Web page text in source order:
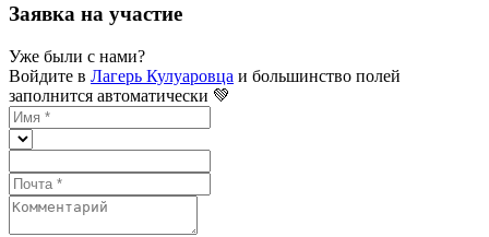
Заявка на участие
Уже были с нами?
Войдите в Лагерь Кулуаровца и большинство полей
заполнится автоматически 💚